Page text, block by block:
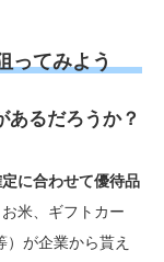
ってみよう
あるだろうか？
に合わせて優待品
米、ギフトカー
）が企業から貰え